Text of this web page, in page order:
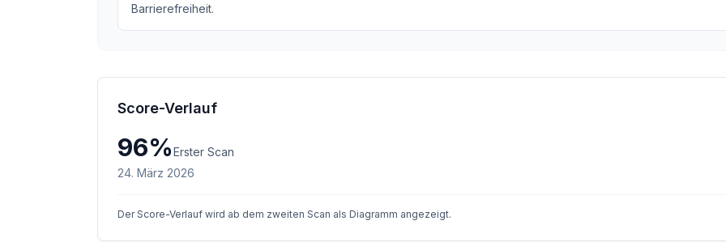
Barrierefreiheit.
Score-Verlauf
96%Erster Scan
24. März 2026
Der Score-Verlauf wird ab dem zweiten Scan als Diagramm angezeigt.